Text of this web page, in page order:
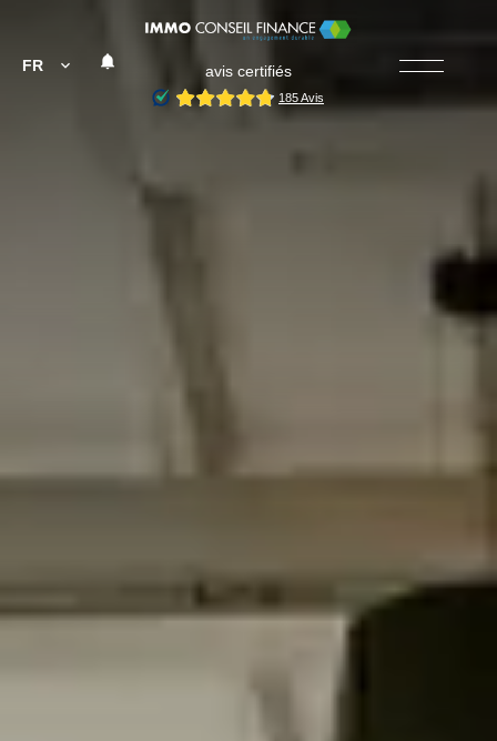
FR avis certifiés